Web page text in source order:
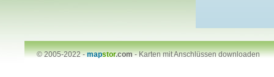
© 2005-2022 -mapstor.com-Karten mit Anschlüssen downloaden